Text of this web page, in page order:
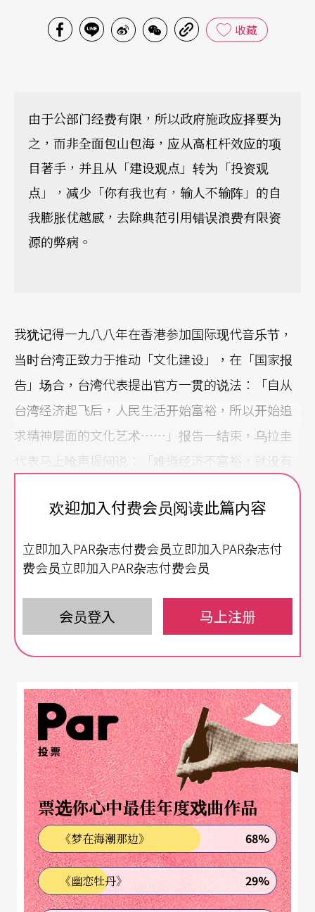
收藏
由于公部门经费有限，所以政府施政应择要为
之，而非全面包山包海，应从高杠杆效应的项
目著手，并且从「建设观点」转为「投资观
点」，减少「你有我也有，输人不输阵」的自
我膨胀优越感，去除典范引用错误浪费有限资
源的弊病。
我犹记得一九八八年在香港参加国际现代音乐节，
当时台湾正致力于推动「文化建设」，在「国家报
告」场合，台湾代表提出官方一贯的说法：「自从
台湾经济起飞后，人民生活开始富裕，所以开始追
求精神层面的文化艺术……」报告一结束，乌拉圭
代表马上呛声提问说：「难道经济不富裕，就没有
文化艺术可言了吗？」台湾代表当场为之语塞，也
让我顿时领悟思绪谬误，理解到文化的核心点在于
而不是反过来。政府的文化政策就是应该构筑相支
民间力量「百花齐放」，而不是亲自下海操刀，办
理各项大型演出活动。
自从文建会一九八一年成立以来，卅年间在音乐
「文化建设」方面的施政重点在于：提升大众对精
致音乐的欣赏水准，具国际潜力优秀演奏人才、团
队的扶植补助，在各县市建筑文化中心、音乐厅等
希望以投资软硬体的方式来带动「文化水准」的成
长。然而这卅年来，国际音乐大环境有了重大改
变，以往因为外交困境必须要自行产制的节目，现
在只要付得起钱，几乎大多数皆可真品输入，类似
欢迎加入付费会员阅读此篇内容
立即加入PAR杂志付费会员立即加入PAR杂志付
费会员立即加入PAR杂志付费会员
会员登入 马上注册
投票
票选你心中最佳年度戏曲作品
《梦在海潮那边》 68%
《幽恋牡丹》 29%